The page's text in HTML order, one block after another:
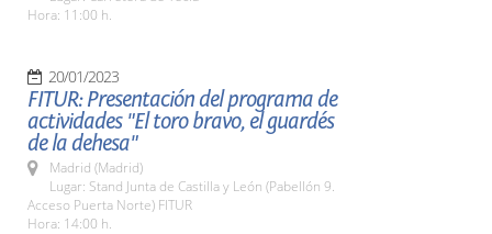
Hora: 11:00 h.
20/01/2023
FITUR: Presentación del programa de
actividades "El toro bravo, el guardés
de la dehesa"
Madrid (Madrid)
Lugar: Stand Junta de Castilla y León (Pabellón 9.
Acceso Puerta Norte) FITUR
Hora: 14:00 h.